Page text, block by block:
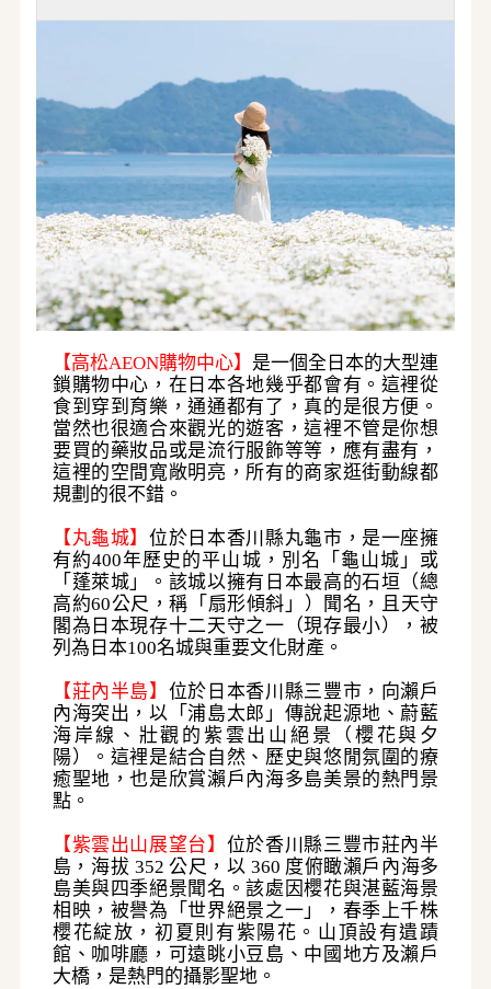
【高松AEON購物中心】 是一個全日本的大型連
鎖購物中心，在日本各地幾乎都會有。這裡從
食到穿到育樂，通通都有了，真的是很方便。
當然也很適合來觀光的遊客，這裡不管是你想
要買的藥妝品或是流行服飾等等，應有盡有，
這裡的空間寬敞明亮，所有的商家逛街動線都
規劃的很不錯。
【丸龜城】位於日本香川縣丸龜市，是一座擁
有約400年歷史的平山城，別名「龜山城」或
「蓬萊城」
。該城以擁有日本最高的石垣（總
高約60公尺，稱「扇形傾斜」）聞名，且天守
閣為日本現存十二天守之一（現存最小），被
列為日本100名城與重要文化財產。
【莊內半島】 位於日本香川縣三豐市，向瀨戶
內海突出，以「浦島太郎」傳說起源地、蔚藍
海岸線、壯觀的紫雲出山絕景（櫻花與夕
陽）
。這裡是結合自然、歷史與悠閒氛圍的療
癒聖地，也是欣賞瀨戶內海多島美景的熱門景
點。
【紫雲出山展望台】 位於香川縣三豐市莊內半
島，海拔 352 公尺，以 360 度俯瞰瀨戶內海多
島美與四季絕景聞名 。該處因櫻花與湛藍海景
相映，被譽為「世界絕景之一」，春季上千株
櫻花綻放，初夏則有紫陽花。山頂設有遺蹟
館、咖啡廳，可遠眺小豆島、中國地方及瀨戶
大橋，是熱門的攝影聖地。